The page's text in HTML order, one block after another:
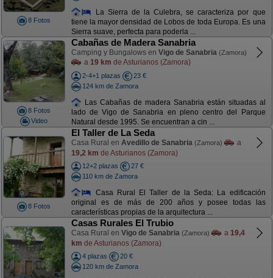
8 Fotos
La Sierra de la Culebra, se caracteriza por que
tiene la mayor densidad de Lobos de toda Europa. Es una
Sierra suave, perfecta para poderla ...
8 Fotos
Video
Cabañas de Madera Sanabria
Camping y Bungalows en Vigo de Sanabria (Zamora)
a 19 km de Asturianos (Zamora)
2-4+1 plazas
23 €
124 km de Zamora
Las Cabañas de madera Sanabria están situadas al
lado de Vigo de Sanabria en pleno centro del Parque
Natural desde 1995. Se encuentran a cin ...
8 Fotos
El Taller de La Seda
Casa Rural en Avedillo de Sanabria (Zamora)
a
19,2 km de Asturianos (Zamora)
12+2 plazas
27 €
110 km de Zamora
Casa Rural El Taller de la Seda: La edificación
original es de más de 200 años y posee todas las
características propias de la arquitectura ...
Casas Rurales El Trubio
Casa Rural en Vigo de Sanabria (Zamora) a 19,4
km de Asturianos (Zamora)
4 plazas
20 €
120 km de Zamora